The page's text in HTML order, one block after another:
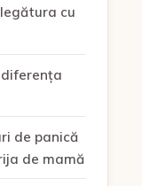
cu
de panică
de mamă